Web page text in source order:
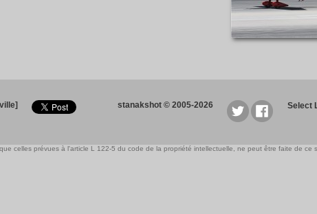
stanakshot © 2005-2026 Select
celles prévues à l'article L 122-5 du code de la propriété intellectuelle, ne peut être faite de ce